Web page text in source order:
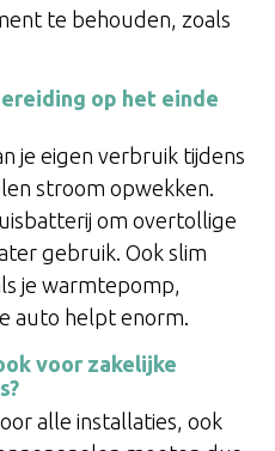
te behouden, zoals
op het einde
je eigen verbruik tijdens
stroom opwekken.
om overtollige
gebruik. Ook slim
je warmtepomp,
auto helpt enorm.
voor zakelijke
alle installaties, ook